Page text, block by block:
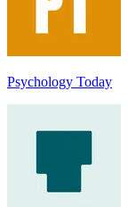
Psychology Today